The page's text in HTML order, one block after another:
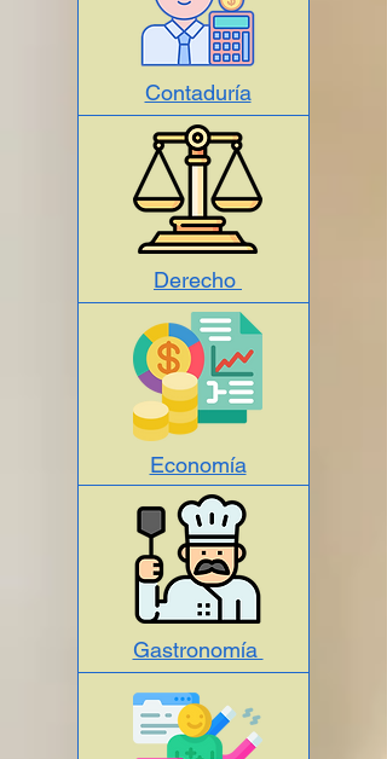
Contaduría
Derecho
Economía
Gastronomía